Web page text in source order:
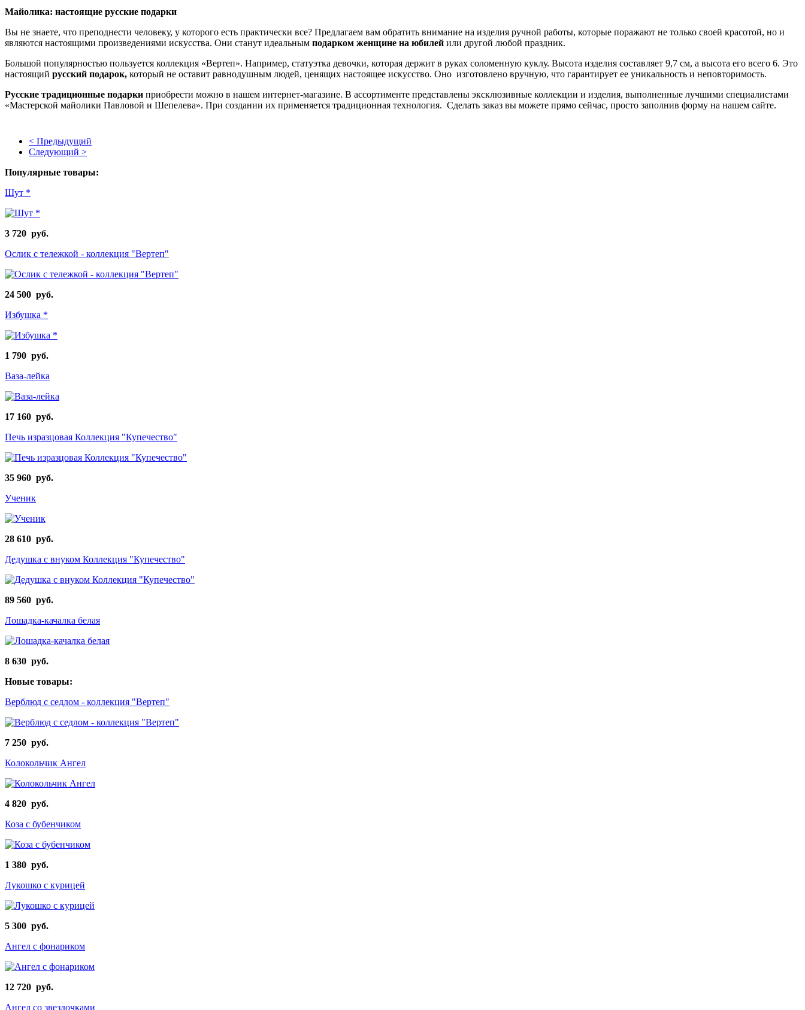
Майолика: настоящие русские подарки
Вы не знаете, что преподнести человеку, у которого есть практически все? Предлагаем вам обратить внимание на изделия ручной работы, которые поражают не только своей красотой, но и
являются настоящими произведениями искусства. Они станут идеальным подарком женщине на юбилей или другой любой праздник.
Большой популярностью пользуется коллекция «Вертеп». Например, статуэтка девочки, которая держит в руках соломенную куклу. Высота изделия составляет 9,7 см, а высота его всего 6. Это
настоящий русский подарок, который не оставит равнодушным людей, ценящих настоящее искусство. Оно изготовлено вручную, что гарантирует ее уникальность и неповторимость.
Русские традиционные подарки приобрести можно в нашем интернет-магазине. В ассортименте представлены эксклюзивные коллекции и изделия, выполненные лучшими специалистами
«Мастерской майолики Павловой и Шепелева». При создании их применяется традиционная технология. Сделать заказ вы можете прямо сейчас, просто заполнив форму на нашем сайте.
< Предыдущий
Следующий >
Популярные товары:
Шут *
3 720 руб.
Ослик с тележкой - коллекция "Вертеп"
24 500 руб.
Избушка *
1 790 руб.
Ваза-лейка
17 160 руб.
Печь изразцовая Коллекция "Купечество"
35 960 руб.
Ученик
28 610 руб.
Дедушка с внуком Коллекция "Купечество"
89 560 руб.
Лошадка-качалка белая
8 630 руб.
Новые товары:
Верблюд с седлом - коллекция "Вертеп"
7 250 руб.
Колокольчик Ангел
4 820 руб.
Коза с бубенчиком
1 380 руб.
Лукошко с курицей
5 300 руб.
Ангел с фонариком
12 720 руб.
Ангел со звездочками